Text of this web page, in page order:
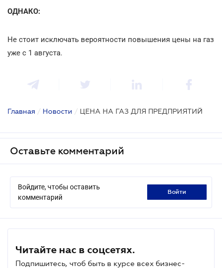
ОДНАКО:
Не стоит исключать вероятности повышения цены на газ
уже с 1 августа.
Главная / Новости / ЦЕНА НА ГАЗ ДЛЯ ПРЕДПРИЯТИЙ
Оставьте комментарий
Войдите, чтобы оставить
комментарий
войти
Читайте нас в соцсетях.
Подпишитесь, чтоб быть в курсе всех бизнес-